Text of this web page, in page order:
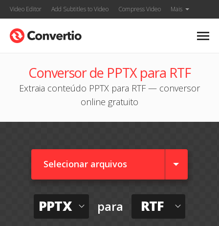
Video Editor Add Subtitles to Video Compress Video Mais
Conversor de PPTX para RTF
Extraia conteúdo PPTX para RTF — conversor
online gratuito
Selecionar arquivos
PPTX para RTF